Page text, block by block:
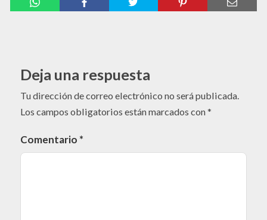
Deja una respuesta
Tu dirección de correo electrónico no será publicada.
Los campos obligatorios están marcados con*
Comentario *